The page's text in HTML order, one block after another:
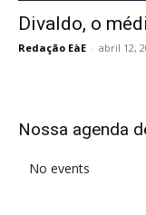
Divaldo, o
Redação EàE - abril 12,
Nossa agenda
No events